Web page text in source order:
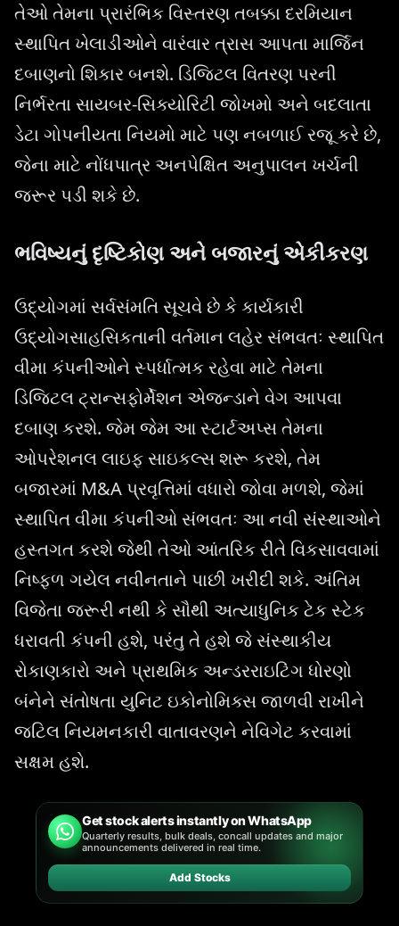
તેઓ તેમના પ્રારંભિક વિસ્તરણ તબક્કા દરમિયાન
સ્થાપિત ખેલાડીઓને વારંવાર ત્રાસ આપતા માર્જિન
દબાણનો શિકાર બનશે. ડિજિટલ વિતરણ પરની
નિર્ભરતા સાયબર-સિક્યોરિટી જોખમો અને બદલાતા
ડેટા ગોપનીયતા નિયમો માટે પણ નબળાઈ રજૂ કરે છે,
જેના માટે નોંધપાત્ર અનપેક્ષિત અનુપાલન ખર્ચની
જરૂર પડી શકે છે.
ભવિષ્યનું દૃષ્ટિકોણ અને બજારનું એકીકરણ
ઉદ્યોગમાં સર્વસંમતિ સૂચવે છે કે કાર્યકારી
ઉદ્યોગસાહસિકતાની વર્તમાન લહેર સંભવતઃ સ્થાપિત
વીમા કંપનીઓને સ્પર્ધાત્મક રહેવા માટે તેમના
ડિજિટલ ટ્રાન્સફોર્મેશન એજન્ડાને વેગ આપવા
દબાણ કરશે. જેમ જેમ આ સ્ટાર્ટઅપ્સ તેમના
ઓપરેશનલ લાઇફ સાઇકલ્સ શરૂ કરશે, તેમ
બજારમાં M&A પ્રવૃત્તિમાં વધારો જોવા મળશે, જેમાં
સ્થાપિત વીમા કંપનીઓ સંભવતઃ આ નવી સંસ્થાઓને
હસ્તગત કરશે જેથી તેઓ આંતરિક રીતે વિકસાવવામાં
નિષ્ફળ ગયેલ નવીનતાને પાછી ખરીદી શકે. અંતિમ
વિજેતા જરૂરી નથી કે સૌથી અત્યાધુનિક ટેક સ્ટેક
ધરાવતી કંપની હશે, પરંતુ તે હશે જે સંસ્થાકીય
રોકાણકારો અને પ્રાથમિક અન્ડરરાઇટિંગ ધોરણો
બંનેને સંતોષતા યુનિટ ઇકોનોમિક્સ જાળવી રાખીને
જટિલ નિયમનકારી વાતાવરણને નેવિગેટ કરવામાં
સક્ષમ હશે.
Get stock alerts instantly on WhatsApp
Quarterly results, bulk deals, concall updates and major
announcements delivered in real time.
Add Stocks